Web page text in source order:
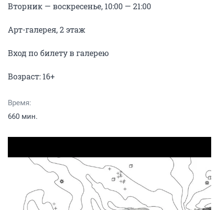
Вторник — воскресенье, 10:00 — 21:00
Арт-галерея, 2 этаж
Вход по билету в галерею
Время:
660 мин.